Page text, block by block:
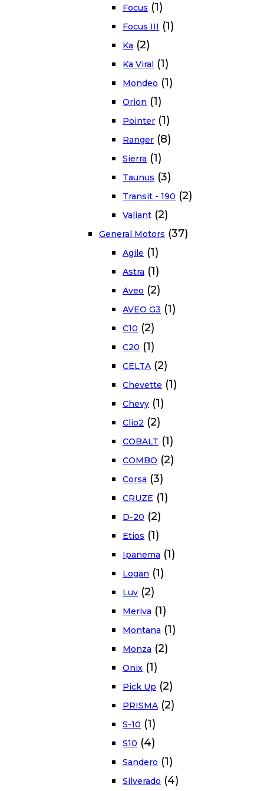
Focus (1)
Focus III (1)
Ka (2)
Ka Viral (1)
Mondeo (1)
Orion (1)
Pointer (1)
Ranger (8)
Sierra (1)
Taunus (3)
Transit - 190 (2)
Valiant (2)
General Motors (37)
Agile (1)
Astra (1)
Aveo (2)
AVEO G3 (1)
C10 (2)
C20 (1)
CELTA (2)
Chevette (1)
Chevy (1)
Clio2 (2)
COBALT (1)
COMBO (2)
Corsa (3)
CRUZE (1)
D-20 (2)
Etios (1)
Ipanema (1)
Logan (1)
Luv (2)
Meriva (1)
Montana (1)
Monza (2)
Onix (1)
Pick Up (2)
PRISMA (2)
S-10 (1)
S10 (4)
Sandero (1)
Silverado (4)